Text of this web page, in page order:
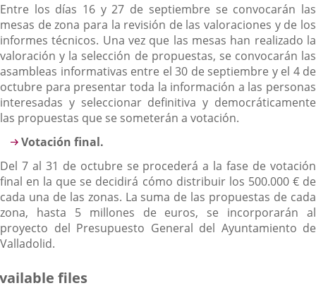
Entre los días 16 y 27 de septiembre se convocarán las
mesas de zona para la revisión de las valoraciones y de los
informes técnicos. Una vez que las mesas han realizado la
valoración y la selección de propuestas, se convocarán las
asambleas informativas entre el 30 de septiembre y el 4 de
octubre para presentar toda la información a las personas
interesadas y seleccionar definitiva y democráticamente
las propuestas que se someterán a votación.
Votación final.
Del 7 al 31 de octubre se procederá a la fase de votación
final en la que se decidirá cómo distribuir los 500.000 € de
cada una de las zonas. La suma de las propuestas de cada
zona, hasta 5 millones de euros, se incorporarán al
proyecto del Presupuesto General del Ayuntamiento de
Valladolid.
files